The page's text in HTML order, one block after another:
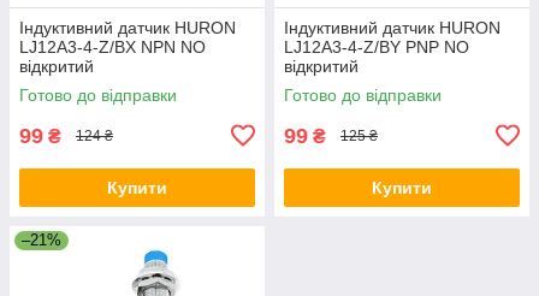
Індуктивний датчик HURON
LJ12A3-4-Z/BX NPN NO
відкритий
Готово до відправки
99 ₴ 124 ₴
Купити
Індуктивний датчик HURON
LJ12A3-4-Z/BY PNP NO
відкритий
Готово до відправки
99 ₴ 125 ₴
Купити
–21%